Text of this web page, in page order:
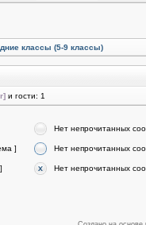
классы (5-9 классы)
и гости: 1
Нет непрочитанных
] Нет непрочитанных
Нет непрочитанных